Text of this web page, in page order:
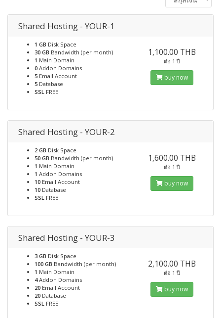
Shared Hosting - YOUR-1
1 GB Disk Space
30 GB Bandwidth (per month)
1 Main Domain
0 Addon Domains
5 Email Account
5 Database
SSL FREE
1,100.00 THB
ต่อ 1 ปี
buy now
Shared Hosting - YOUR-2
2 GB Disk Space
50 GB Bandwidth (per month)
1 Main Domain
1 Addon Domains
10 Email Account
10 Database
SSL FREE
1,600.00 THB
ต่อ 1 ปี
buy now
Shared Hosting - YOUR-3
3 GB Disk Space
100 GB Bandwidth (per month)
1 Main Domain
4Addon Domains
20 Email Account
20 Database
SSL FREE
2,100.00 THB
ต่อ 1 ปี
buy now